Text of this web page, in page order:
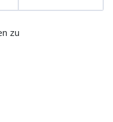
zu